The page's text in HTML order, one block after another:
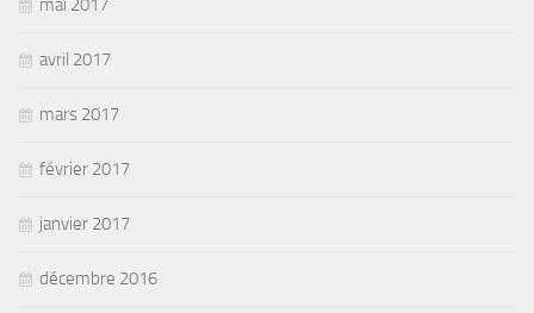
avril 2017
mars 2017
février 2017
janvier 2017
décembre 2016